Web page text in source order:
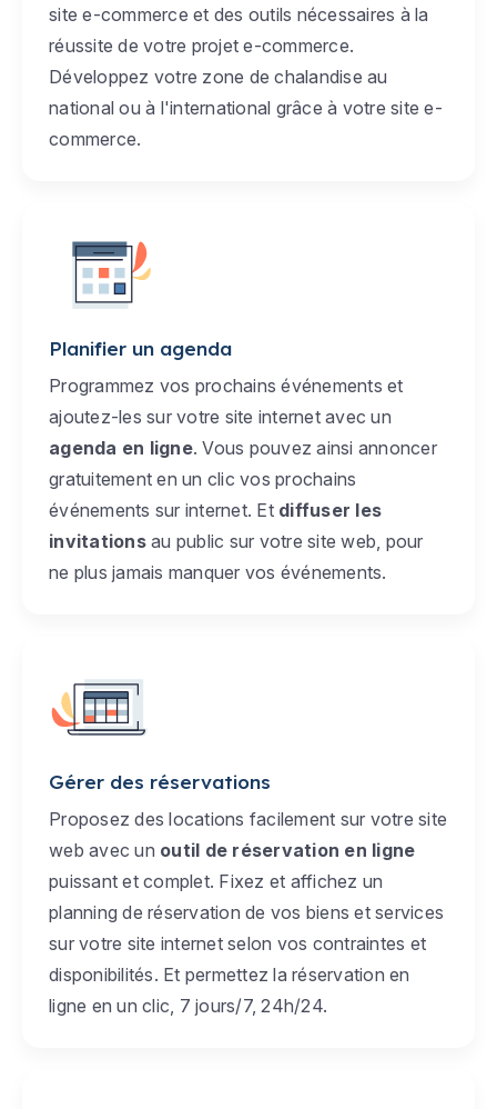
site e-commerce et des outils nécessaires à la
réussite de votre projet e-commerce.
Développez votre zone de chalandise au
national ou à l'international grâce à votre site e-
commerce.
Planifier un agenda
Programmez vos prochains événements et
ajoutez-les sur votre site internet avec un
agenda en ligne. Vous pouvez ainsi annoncer
gratuitement en un clic vos prochains
événements sur internet. Et diffuser les
invitationsau public sur votre site web, pour
ne plus jamais manquer vos événements.
Gérer des réservations
Proposez des locations facilement sur votre site
web avec un outil de réservation en ligne
puissant et complet. Fixez et affichez un
planning de réservation de vos biens et services
sur votre site internet selon vos contraintes et
disponibilités. Et permettez la réservation en
ligne en un clic, 7 jours/7, 24h/24.